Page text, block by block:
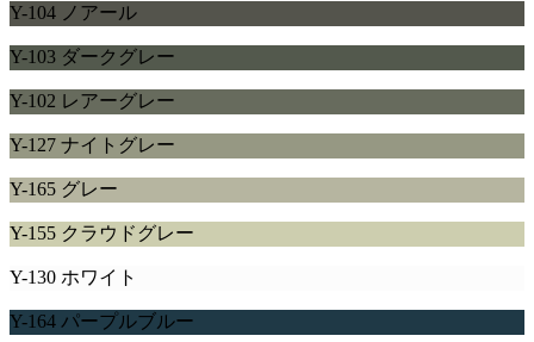
Y-104 ノアール
Y-103 ダークグレー
Y-102 レアーグレー
Y-127 ナイトグレー
Y-165 グレー
Y-155 クラウドグレー
Y-130 ホワイト
Y-164 パープルブルー